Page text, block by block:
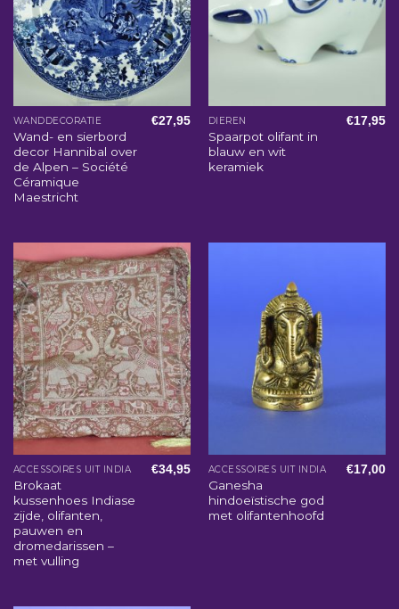
WANDDECORATIE
Wand- en sierbord
decor Hannibal over
de Alpen – Société
Céramique
Maestricht
€27,95 DIEREN
Spaarpot olifant in
blauw en wit
keramiek
€17,95
ACCESSOIRES UIT INDIA
Brokaat
kussenhoes Indiase
zijde, olifanten,
pauwen en
dromedarissen –
met vulling
€34,95 ACCESSOIRES UIT INDIA
Ganesha
hindoeïstische god
met olifantenhoofd
€17,00